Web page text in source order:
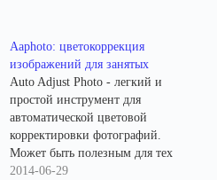
Aaphoto: цветокоррекция
изображений для занятых
Auto Adjust Photo - легкий и
простой инструмент для
автоматической цветовой
корректировки фотографий.
Может быть полезным для тех
пользователей, которым
2014-06-29